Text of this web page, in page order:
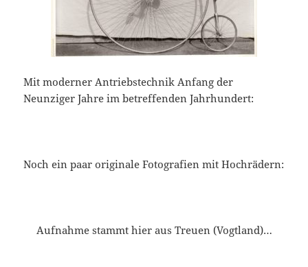
Mit moderner Antriebstechnik Anfang der
Neunziger Jahre im betreffenden Jahrhundert:
Noch ein paar originale Fotografien mit Hochrädern:
Aufnahme stammt hier aus Treuen (Vogtland)…